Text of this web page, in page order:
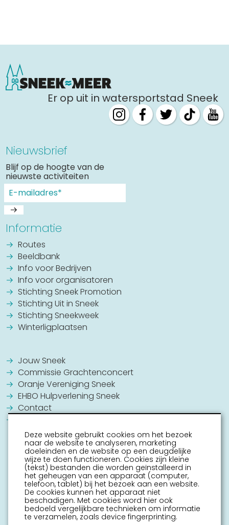
Er op uit in watersportstad Sneek
Nieuwsbrief
Blijf op de hoogte van de
nieuwste activiteiten
Informatie
Routes
Beeldbank
Info voor Bedrijven
Info voor organisatoren
Stichting Sneek Promotion
Stichting Uit in Sneek
Stichting Sneekweek
Winterligplaatsen
Jouw Sneek
Commissie Grachtenconcert
Oranje Vereniging Sneek
EHBO Hulpverlening Sneek
Contact
Deze website gebruikt cookies om het bezoek
naar de website te analyseren, marketing
doeleinden en de website op een deugdelijke
wijze te doen functioneren. Cookies zijn kleine
(tekst) bestanden die worden geïnstalleerd in
het geheugen van een apparaat (computer,
telefoon, tablet) bij het bezoek aan een website.
De cookies kunnen het apparaat niet
beschadigen. Met cookies word hier ook
bedoeld vergelijkbare technieken om informatie
te verzamelen, zoals device fingerprinting.